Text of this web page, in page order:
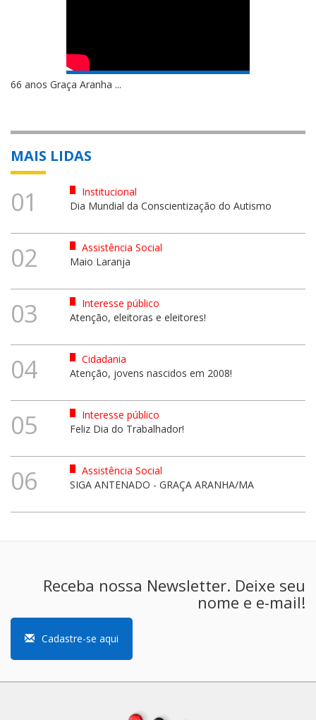
66 anos Graça Aranha ...
MAIS LIDAS
01
Institucional
Dia Mundial da Conscientização do Autismo
02
Assistência Social
Maio Laranja
03
Interesse público
Atenção, eleitoras e eleitores!
04
Cidadania
Atenção, jovens nascidos em 2008!
05
Interesse público
Feliz Dia do Trabalhador!
06
Assistência Social
SIGA ANTENADO - GRAÇA ARANHA/MA
Receba nossa Newsletter. Deixe seu
nome e e-mail!
Cadastre-se aqui